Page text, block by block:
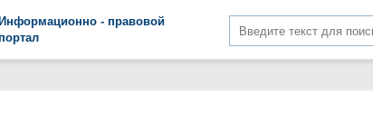
Информационно - правовой